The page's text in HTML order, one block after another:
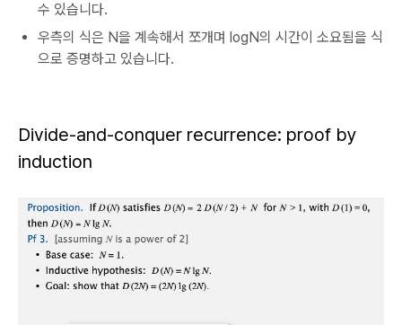
수 있습니다.
우측의 식은 N을 계속해서 쪼개며 logN의 시간이 소요됨을 식
으로 증명하고 있습니다.
Divide-and-conquer recurrence: proof by
induction